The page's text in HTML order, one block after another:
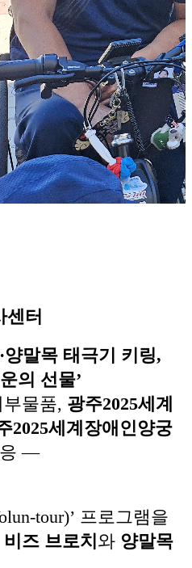
센터
말목 태극기 키링,
의 선물’
물품, 광주2025세계
2025세계장애인양궁
응 —
tour)’ 프로그램을
즈 브로치 와 양말목